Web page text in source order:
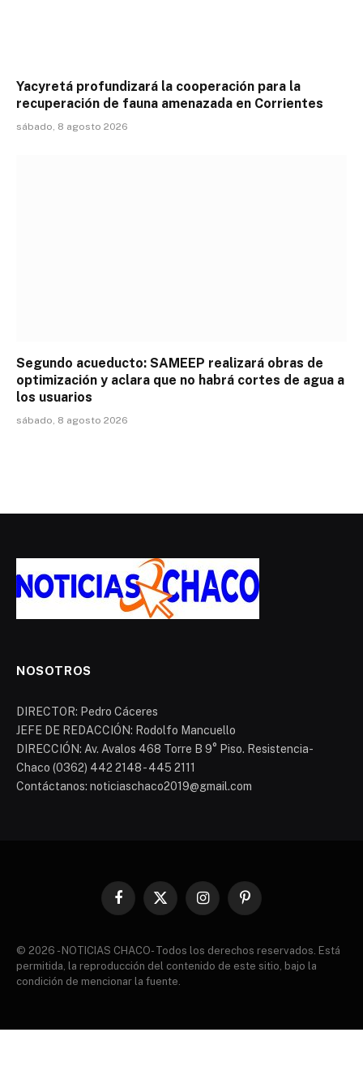
Yacyretá profundizará la cooperación para la
recuperación de fauna amenazada en Corrientes
sábado, 8 agosto 2026
Segundo acueducto: SAMEEP realizará obras de
optimización y aclara que no habrá cortes de agua a
los usuarios
sábado, 8 agosto 2026
NOSOTROS
DIRECTOR: Pedro Cáceres
JEFE DE REDACCIÓN: Rodolfo Mancuello
DIRECCIÓN: Av. Avalos 468 Torre B 9° Piso. Resistencia-
Chaco (0362) 442 2148 - 445 2111
Contáctanos: noticiaschaco2019@gmail.com
Facebook
X
InstagramPinterest
© 2026 - NOTICIAS CHACO- Todos los derechos reservados. Está
permitida, la reproducción del contenido de este sitio, bajo la
condición de mencionar la fuente.